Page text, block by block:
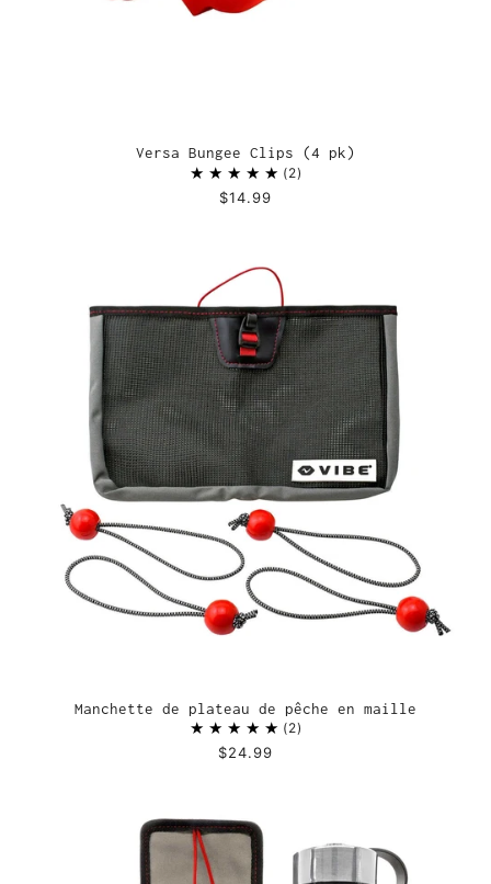
Versa Bungee Clips (4 pk)
2
$14.99
Manchette de plateau de pêche en maille
2
$24.99